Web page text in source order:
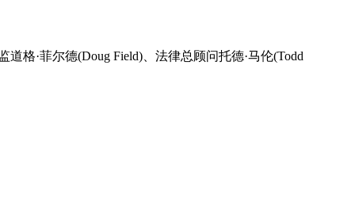
格·菲尔德(Doug Field)、法律总顾问托德·马伦(Todd